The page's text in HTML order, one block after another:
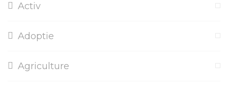
Activ
Adoptie
Agriculture